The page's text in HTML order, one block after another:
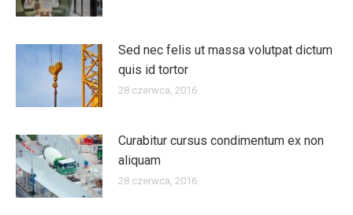
Sed nec felis ut massa volutpat dictum
quis id tortor
28 czerwca, 2016
Curabitur cursus condimentum ex non
aliquam
28 czerwca, 2016